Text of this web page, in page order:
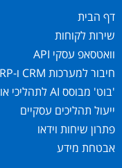
דף הבית
שירות לקוחות
וואטסאפ עסקי API
חיבור למערכות CRM ו-ERP
'בוט' מבוסס AI לתהליכי אוטומציה
ייעול תהליכים עסקיים
פתרון שיחות וידאו
אבטחת מידע